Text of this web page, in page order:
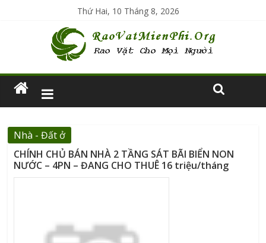
Thứ Hai, 10 Tháng 8, 2026
Nhà - Đất ở
CHÍNH CHỦ BÁN NHÀ 2 TẦNG SÁT BÃI BIỂN NON
NƯỚC – 4PN – ĐANG CHO THUÊ 16 triệu/tháng